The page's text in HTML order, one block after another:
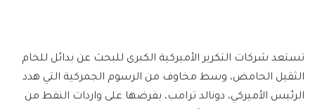
تستعد شركات التكرير الأميركية الكبرى للبحث عن بدائل للخام
الثقيل الحامض، وسط مخاوف من الرسوم الجمركية التي هدد
الرئيس الأميركي، دونالد ترامب، بفرضها على واردات النفط من